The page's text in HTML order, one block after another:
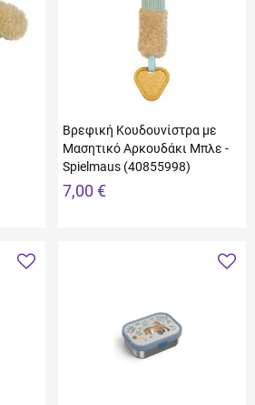
Βρεφική Κουδουνίστρα με
Μασητικό Αρκουδάκι Μπλε -
Spielmaus (40855998)
7,00 €